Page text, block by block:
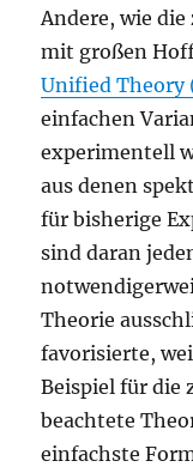
Andere, wie
mit großen
Unified Theory
einfachen
experimentell
aus denen
für bisherige
sind daran
Theorie
favorisierte,
Beispiel für die
beachtete
einfachste